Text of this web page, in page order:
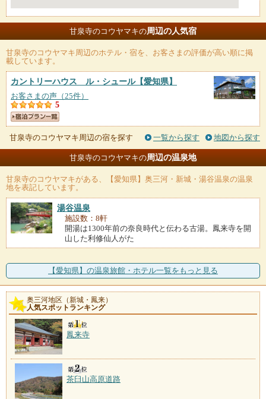
甘泉寺のコウヤマキの周辺の人気宿
甘泉寺のコウヤマキ周辺のホテル・宿を、お客さまの評価が高い順に掲
載しています。
カントリーハウス ル・シュール【愛知県】
お客さまの声（25件）
5
甘泉寺のコウヤマキ周辺の宿を探す 一覧から探す 地図から探す
甘泉寺のコウヤマキの周辺の温泉地
甘泉寺のコウヤマキがある、【愛知県】奥三河・新城・湯谷温泉の温泉
地を表記しています。
湯谷温泉
施設数：8軒
開湯は1300年前の奈良時代と伝わる古湯。鳳来寺を開
山した利修仙人がた
【愛知県】の温泉旅館・ホテル一覧をもっと見る
奥三河地区（新城・鳳来）
人気スポットランキング
鳳来寺
茶臼山高原道路